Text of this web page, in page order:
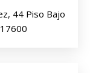
44 Piso Bajo